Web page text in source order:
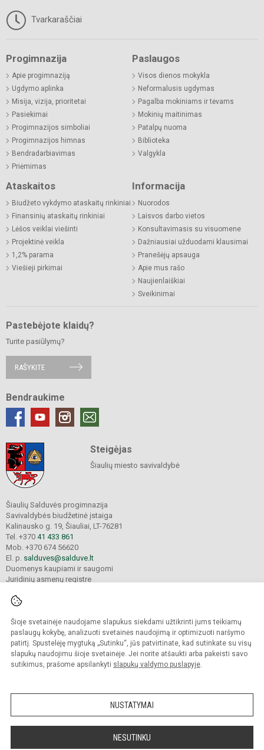
Šioje svetainėje naudojame slapukus siekdami užtikrinti jums teikiamų
paslaugų kokybę, analizuoti svetainės naudojimą ir optimizuoti naršymo
patirtį. Spustelėję mygtuką „Sutinku“, jūs patvirtinate, kad sutinkate su visų
slapukų naudojimu šioje svetainėje. Jei norite atšaukti arba pakeisti savo
sutikimus, prašome apsilankyti slapukų valdymo puslapyje.
NUSTATYMAI
NESUTINKU
Tvarkaraščiai
Progimnazija
Apie progimnaziją
Ugdymo aplinka
Misija, vizija, prioritetai
Pasiekimai
Progimnazijos simboliai
Progimnazijos himnas
Bendradarbiavimas
Priėmimas
Paslaugos
Visos dienos mokykla
Neformalusis ugdymas
Pagalba mokiniams ir tėvams
Mokinių maitinimas
Patalpų nuoma
Biblioteka
Valgykla
Ataskaitos
Biudžeto vykdymo ataskaitų rinkiniai
Finansinių ataskaitų rinkiniai
Lėšos veiklai viešinti
Projektinė veikla
1,2% parama
Viešieji pirkimai
Informacija
Nuorodos
Laisvos darbo vietos
Konsultavimasis su visuomene
Dažniausiai užduodami klausimai
Pranešėjų apsauga
Apie mus rašo
Naujienlaiškiai
Sveikinimai
Pastebėjote klaidų?
Turite pasiūlymų?
RAŠYKITE
Bendraukime
Steigėjas
Šiaulių miesto savivaldybė
Šiaulių Salduvės progimnazija
Savivaldybės biudžetinė įstaiga
Kalinausko g. 19, Šiauliai, LT-76281
Tel. +370 41 433 861
Mob. +370 674 56620
El. p. salduves@salduve.lt
Duomenys kaupiami ir saugomi
Juridinių asmenų registre
© 2026. Šiaulių Salduvės progimnazija. Visos teisės saugomos.
Kopijuoti turinį be raštiško įstaigos administracijos sutikimo griežtai draudžiama.